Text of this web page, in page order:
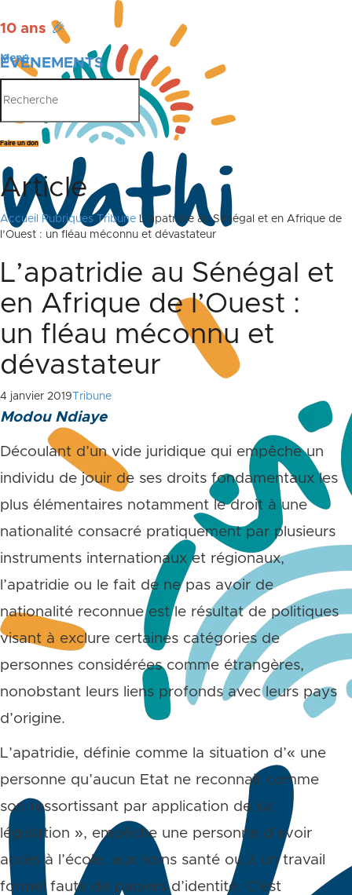
10 ans 🎉
ÉVÉNEMENTS
PUBLICATIONS
Menu
Faire un don
Article
Accueil Rubriques Tribune L’apatridie au Sénégal et en Afrique de
l’Ouest : un fléau méconnu et dévastateur
L’apatridie au Sénégal et
en Afrique de l’Ouest :
un fléau méconnu et
dévastateur
4 janvier 2019 Tribune
Modou Ndiaye
Découlant d’un vide juridique qui empêche un
individu de jouir de ses droits fondamentaux les
plus élémentaires notamment le droit à une
nationalité consacré pratiquement par plusieurs
instruments internationaux et régionaux,
l’apatridie ou le fait de ne pas avoir de
nationalité reconnue est le résultat de politiques
visant à exclure certaines catégories de
personnes considérées comme étrangères,
nonobstant leurs liens profonds avec leurs pays
d’origine.
L’apatridie, définie comme la situation d’« une
personne qu’aucun Etat ne reconnait comme
son ressortissant par application de sa
législation », empêche une personne d’avoir
accès à l’école, aux soins santé ou à un travail
formel faute de papiers d’identité. C’est